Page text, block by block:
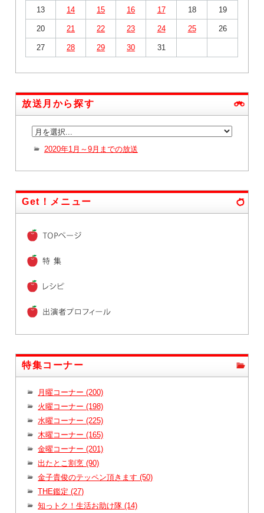
13 14 15 16 17 18 19
20 21 22 23 24 25 26
27 28 29 30 31
放送月から探す
2020年1月～9月までの放送
Get！メニュー
特集コーナー
月曜コーナー (200)
火曜コーナー (198)
水曜コーナー (225)
木曜コーナー (165)
金曜コーナー (201)
出たとこ割烹 (90)
金子貴俊のテッペン頂きます (50)
THE鑑定 (27)
知っトク！生活お助け隊 (14)